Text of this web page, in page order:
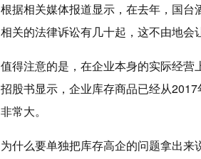
根据相关媒体报道显示，在去年，国
相关的法律诉讼有几十起，这不由地会
值得注意的是，在企业本身的实际经
招股书显示，企业库存商品已经从
非常大。
为什么要单独把库存高企的问题拿出